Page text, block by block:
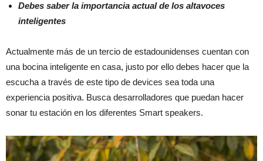
Debes saber la importancia actual de los altavoces
inteligentes
Actualmente más de un tercio de estadounidenses cuentan con
una bocina inteligente en casa, justo por ello debes hacer que la
escucha a través de este tipo de devices sea toda una
experiencia positiva. Busca desarrolladores que puedan hacer
sonar tu estación en los diferentes Smart speakers.